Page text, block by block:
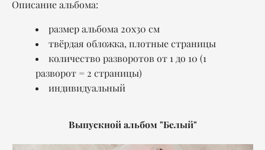
Описание альбома:
размер альбома 20x30 см
твёрдая обложка, плотные страницы
количество разворотов от 1 до 10 (1
разворот = 2 страницы)
индивидуальный
Выпускной альбом "Белый"